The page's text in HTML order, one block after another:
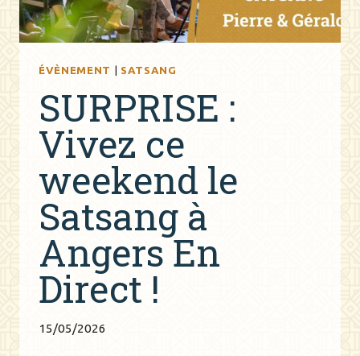
ÉVÈNEMENT | SATSANG
SURPRISE :
Vivez ce
weekend le
Satsang à
Angers En
Direct !
15/05/2026